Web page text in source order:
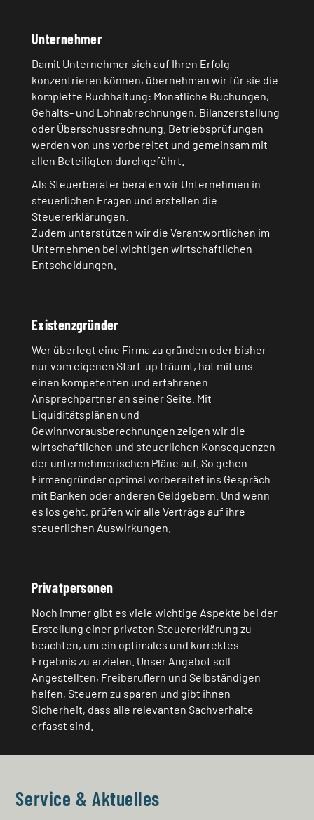
Unternehmer
Damit Unternehmer sich auf Ihren Erfolg
konzentrieren können, übernehmen wir für sie die
komplette Buchhaltung: Monatliche Buchungen,
Gehalts- und Lohnabrechnungen, Bilanzerstellung
oder Überschussrechnung. Betriebsprüfungen
werden von uns vorbereitet und gemeinsam mit
allen Beteiligten durchgeführt.
Als Steuerberater beraten wir Unternehmen in
steuerlichen Fragen und erstellen die
Steuererklärungen.
Zudem unterstützen wir die Verantwortlichen im
Unternehmen bei wichtigen wirtschaftlichen
Entscheidungen.
Existenzgründer
Wer überlegt eine Firma zu gründen oder bisher
nur vom eigenen Start-up träumt, hat mit uns
einen kompetenten und erfahrenen
Ansprechpartner an seiner Seite. Mit
Liquiditätsplänen und
Gewinnvorausberechnungen zeigen wir die
wirtschaftlichen und steuerlichen Konsequenzen
der unternehmerischen Pläne auf. So gehen
Firmengründer optimal vorbereitet ins Gespräch
mit Banken oder anderen Geldgebern. Und wenn
es los geht, prüfen wir alle Verträge auf ihre
steuerlichen Auswirkungen.
Privatpersonen
Noch immer gibt es viele wichtige Aspekte bei der
Erstellung einer privaten Steuererklärung zu
beachten, um ein optimales und korrektes
Ergebnis zu erzielen. Unser Angebot soll
Angestellten, Freiberuﬂern und Selbständigen
helfen, Steuern zu sparen und gibt ihnen
Sicherheit, dass alle relevanten Sachverhalte
erfasst sind.
Service & Aktuelles